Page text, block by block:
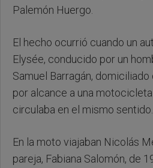
Palemón Huergo.
El hecho ocurrió cuando un
Elysée, conducido por un
Samuel Barragán,
por alcance a una
circulaba en el mismo sentido.
En la moto viajaban Nicolás
pareja, Fabiana Salomón, de